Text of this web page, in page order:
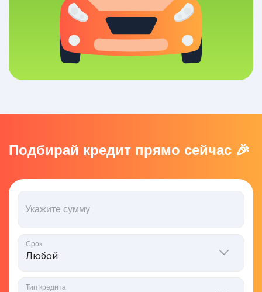
Подбирай кредит прямо сейчас 🎉
Укажите сумму
Срок
Тип кредита